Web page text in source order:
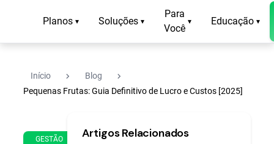
Planos ▾ Soluções ▾
Para
Você
▾ Educação ▾
Início navigate_next Blog navigate_next
Pequenas Frutas: Guia Definitivo de Lucro e Custos [2025]
GESTÃO
de
min
Artigos Relacionados